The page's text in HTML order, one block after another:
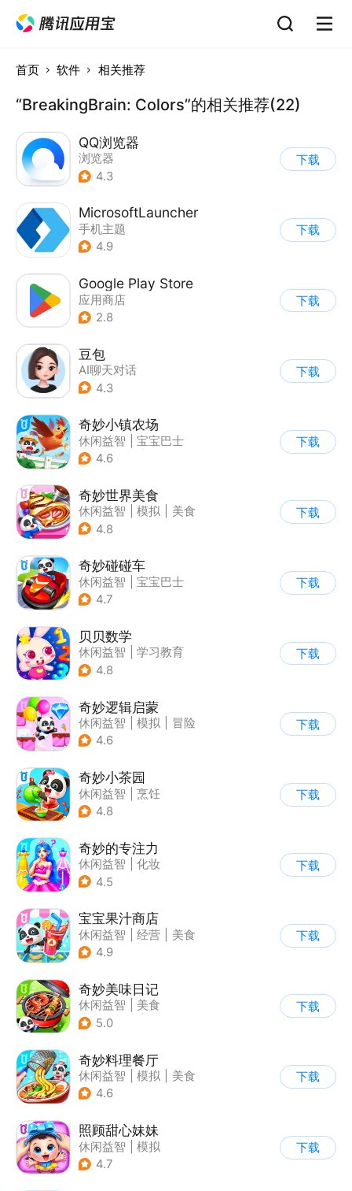
首页 软件 相关推荐
“BreakingBrain: Colors”的相关推荐(22)
QQ浏览器
浏览器
4.3
下载
MicrosoftLauncher
手机主题
4.9
下载
Google Play Store
应用商店
2.8
下载
豆包
AI聊天对话
4.3
下载
奇妙小镇农场
休闲益智
宝宝巴士
| 学习教育
4.6
下载
奇妙世界美食
休闲益智 模拟
美食
| 宝宝巴士
4.8
下载
奇妙碰碰车
休闲益智
宝宝巴士
| 儿童游戏
4.7
下载
贝贝数学
休闲益智
学习教育
| 儿童游戏
4.8
下载
奇妙逻辑启蒙
休闲益智 模拟
冒险
| 宝宝巴士
4.6
下载
奇妙小茶园
休闲益智
烹饪
| 宝宝巴士
4.8
下载
奇妙的专注力
休闲益智
化妆
| 宝宝巴士
4.5
下载
宝宝果汁商店
休闲益智 经营
美食
| 宝宝巴士
4.9
下载
奇妙美味日记
休闲益智
美食
| 宝宝巴士
5.0
下载
奇妙料理餐厅
休闲益智 模拟
美食
| 宝宝巴士
4.6
下载
照顾甜心妹妹
休闲益智
模拟
| 宝宝巴士
4.7
下载